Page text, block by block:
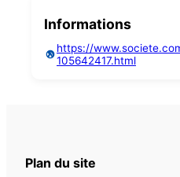
Informations
https://
105642417.html
Plan du site